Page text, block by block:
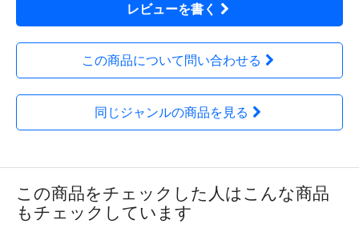
レビューを書く
この商品について問い合わせる
同じジャンルの商品を見る
この商品をチェックした人はこんな商品
もチェックしています